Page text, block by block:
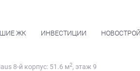
ЖК ИНВЕСТИЦИИ
8-й корпус: 51.6 м2, этаж 9